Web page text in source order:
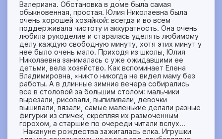
Валериана. Обстановка в доме была самая
обыкновенная, простая. Юлия Николаевна была
очень хорошей хозяйкой: всегда и во всем
поддерживала чистоту и аккуратность. Она очень
любила рукоделие и старалась уделять любимому
делу каждую свободную минуту, хотя этих минут у
нее было очень мало. Приходя из школы, Юлия
Николаевна занималась с уже ожидавшими ее
детьми, вела хозяйство. Как вспоминает Елена
Владимировна, «никто никогда не видел маму без
работы. А в длинные зимние вечера собирались
все в столовой за большим столом: мальчики
вырезали, рисовали, выпиливали, девочки
вышивали, вязали, самые маленькие делали разные
фигурки из спичек, скрепляя их размоченным
горохом, а старшие по очереди читали вслух…
Накануне рождества зажигалась елка. Игрушки